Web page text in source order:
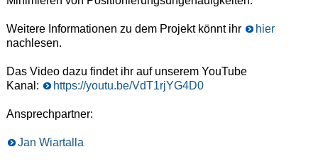
Weitere Informationen zu dem Projekt könnt ihr
hier
nachlesen.
Das Video dazu findet ihr auf unserem YouTube
Kanal:
https://youtu.be/VdT1rjYG4D0
Ansprechpartner:
Jan Wiartalla